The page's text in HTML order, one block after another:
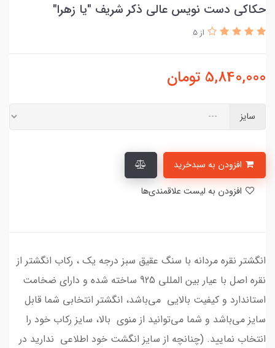
حکاکی دست نویس عالی ذکر شریف ″یا زهرا"
از 5
5,840,000 تومان
سایز
انگشتر نقره مردانه با سنگ عقیق سبز درجه یک ، رکاب انگشتر از
نقره اصل با عیار بین المللی 925 ساخته شده و دارای ضخامت
استاندارد و کیفیت بالایی می‌باشد، انگشتر انتخابی شما قابل
سایز می‌باشد و شما می‌توانید از منوی بالا، سایز رکاب خود را
انتخاب نمایید. (چنانچه از سایز انگشت خود اطلاعی ندارید در